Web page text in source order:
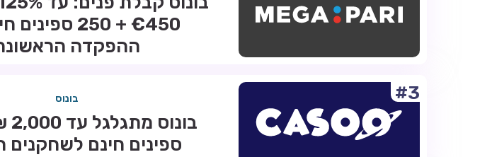
€450 + 250
ההפקדה
#3 בונוס
ספינים חינם לשחקנים